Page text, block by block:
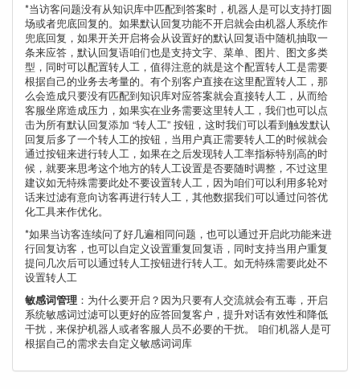
*当访客问题没有从知识库中匹配到答案时，机器人是可以支持打圆
场或者兜底回复的。如果默认回复功能不开启就会由机器人系统作
兜底回复，如果开关开启将会从设置好的默认回复语中随机抽取一
条来应答，默认回复语咱们也是支持文字、菜单、图片、图文多类
型，同时可以配置转人工，值得注意的就是这个配置转人工是需要
根据自己的业务去考量的。有个别客户直接在这里配置转人工，那
么会造成只要没有匹配到知识库对应答案就会直接转人工，从而给
客服坐席造成压力，如果实在业务需要这里转人工，我们也可以点
击为所有默认回复添加 “转人工” 按钮，这时我们可以看到触发默认
回复后多了一个转人工的按钮，当用户真正需要转人工的时候就会
通过按钮来进行转人工，如果在之后发现转人工率指标特别高的时
候，就要来思考这个地方的转人工设置是否要随时调整，不过这里
建议如无特殊需要此处不要设置转人工，因为咱们可以利用多轮对
话来过滤有意向访客再进行转人工，其他数据我们可以通过问答优
化工具来作优化。
*如果当访客连续问了好几遍相同问题，也可以通过开启此功能来进
行回复访客，也可以自定义设置重复回复语，同时支持当用户重复
提问几次后可以通过转人工按钮进行转人工。如无特殊需要此处不
设置转人工
敏感词管理 ：为什么要开启？因为只要有人交流就会有五毒，开启
系统敏感词过滤可以更好的应答回复客户，提升对话有效性和降低
干扰，来保护机器人或者客服人员不必要的干扰。 咱们机器人是可
根据自己的需求去自定义敏感词词库